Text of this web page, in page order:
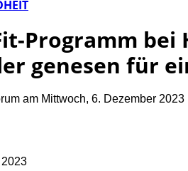
Programm bei
genesen für
am Mittwoch, 6. Dezember 2023